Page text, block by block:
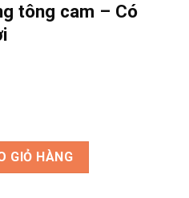
tông cam – Có
- Có bảng chữ - Hoa tươi số
GIỎ HÀNG